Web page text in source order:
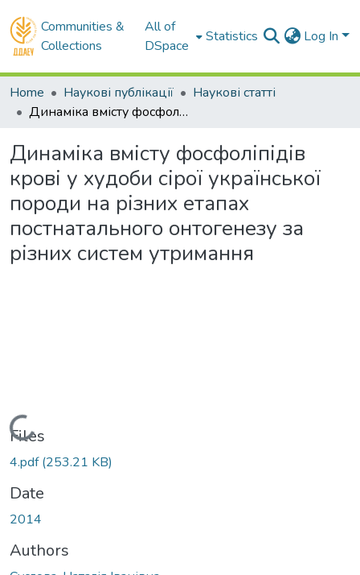
Communities &
Collections
All of
DSpace
Statistics Log In
Home Наукові публікації
Наукові статті
Динаміка вмісту фосфоліпідів крові у худоби сірої української породи на різних етапах постнатального онтогенезу за різних систем утримання
Динаміка вмісту фосфоліпідів
крові у худоби сірої української
породи на різних етапах
постнатального онтогенезу за
різних систем утримання
Loading...
Files
4.pdf(253.21 KB)
Date
2014
Authors